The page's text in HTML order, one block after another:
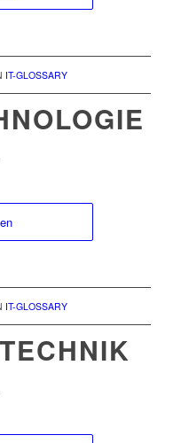
IT-GLOSSARY
IT-GLOSSARY